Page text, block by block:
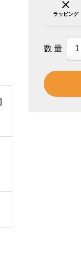
]
ラッピング
数量